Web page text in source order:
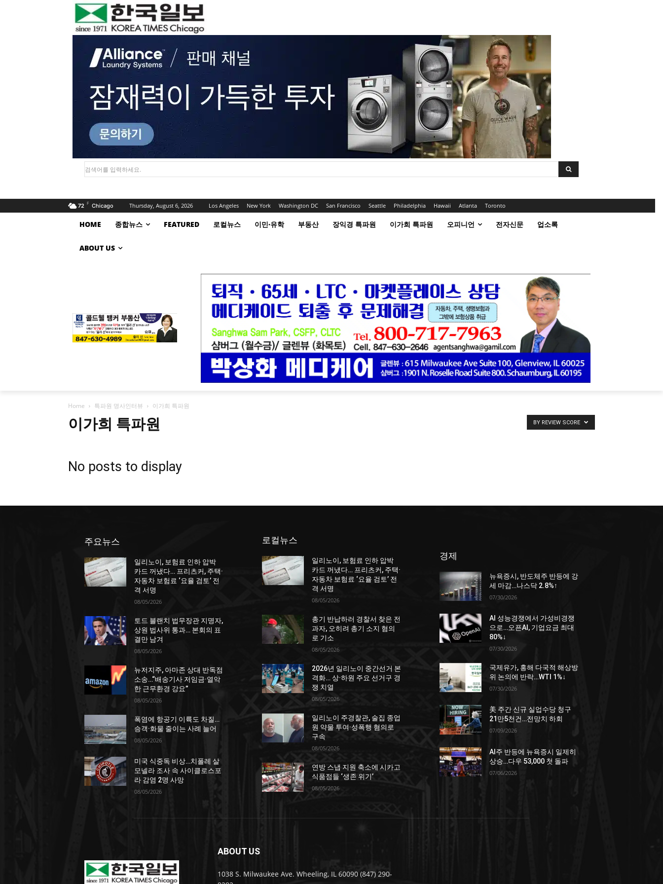
검색어를 입력하세요.
72 F Chicago Thursday, August 6, 2026 Los Angeles New York Washington DC San Francisco Seattle Philadelphia Hawaii Atlanta Toronto
HOME 종합뉴스 FEATURED 로컬뉴스 이민·유학 부동산 장익경 특파원 이가희 특파원 오피니언 전자신문 업소록
ABOUT US
Home 특파원 명사인터뷰 이가희 특파원
이가희 특파원 BY REVIEW SCORE
No posts to display
주요뉴스
일리노이, 보험료 인하 압박
카드 꺼냈다… 프리츠커, 주택·
자동차 보험료 ‘요율 검토’ 전
격 서명
08/05/2026
토드 블랜치 법무장관 지명자,
상원 법사위 통과… 본회의 표
결만 남겨
08/05/2026
뉴저지주, 아마존 상대 반독점
소송…“배송기사 저임금·열악
한 근무환경 강요”
08/05/2026
폭염에 항공기 이륙도 차질…
승객·화물 줄이는 사례 늘어
08/05/2026
미국 식중독 비상…치폴레 살
모넬라 조사 속 사이클로스포
라 감염 2명 사망
08/05/2026
로컬뉴스
일리노이, 보험료 인하 압박
카드 꺼냈다… 프리츠커, 주택·
자동차 보험료 ‘요율 검토’ 전
격 서명
08/05/2026
총기 반납하러 경찰서 찾은 전
과자, 오히려 총기 소지 혐의
로 기소
08/05/2026
2026년 일리노이 중간선거 본
격화… 상·하원 주요 선거구 경
쟁 치열
08/05/2026
일리노이 주경찰관, 술집 종업
원 약물 투여·성폭행 혐의로
구속
08/05/2026
연방 스냅 지원 축소에 시카고
식품점들 ‘생존 위기’
08/05/2026
경제
뉴욕증시, 반도체주 반등에 강
세 마감…나스닥 2.8%↑
07/30/2026
AI 성능경쟁에서 가성비경쟁
으로…오픈AI, 기업요금 최대
80%↓
07/30/2026
국제유가, 홍해 다국적 해상방
위 논의에 반락…WTI 1%↓
07/30/2026
美 주간 신규 실업수당 청구
21만5천건…전망치 하회
07/09/2026
AI주 반등에 뉴욕증시 일제히
상승…다우 53,000 첫 돌파
07/06/2026
ABOUT US
1038 S. Milwaukee Ave. Wheeling, IL 60090 (847) 290-